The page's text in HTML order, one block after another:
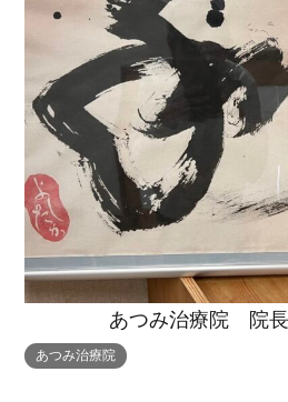
あつみ治療院 院
あつみ治療院